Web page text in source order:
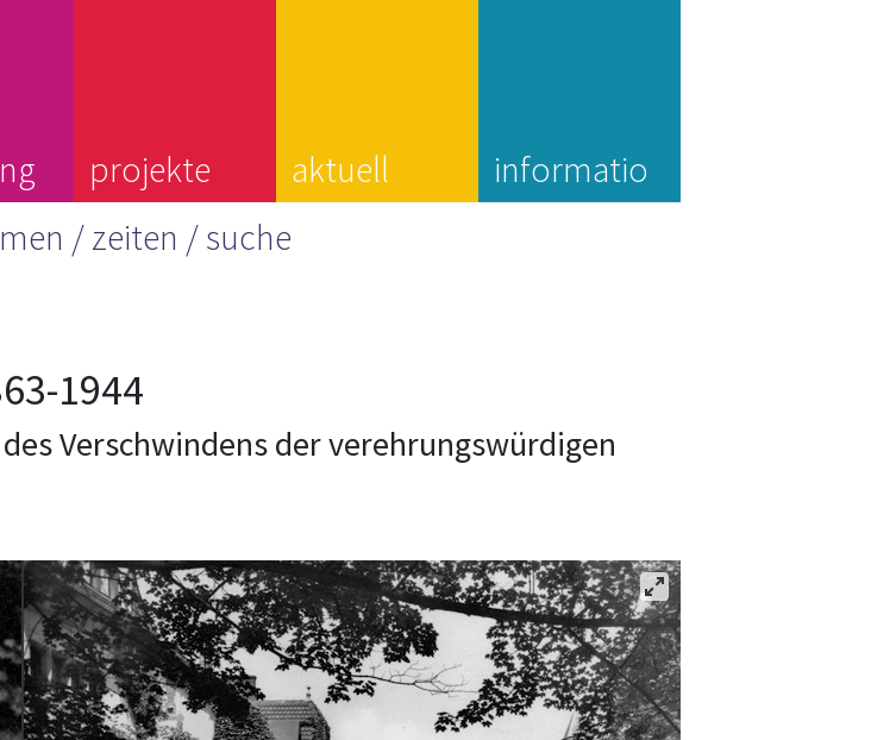
zeiten suche
projekte aktuell
informatio
n
1944
Verschwindens der verehrungswürdigen